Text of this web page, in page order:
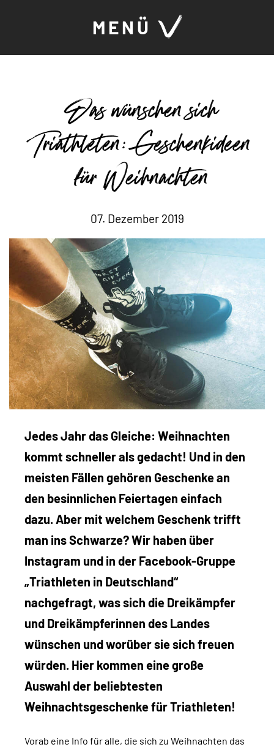
MENÜ
Das wünschen sich
Triathleten: Geschenkideen
für Weihnachten
07. Dezember 2019
Jedes Jahr das Gleiche: Weihnachten
kommt schneller als gedacht! Und in den
meisten Fällen gehören Geschenke an
den besinnlichen Feiertagen einfach
dazu. Aber mit welchem Geschenk trifft
man ins Schwarze? Wir haben über
Instagram und in der Facebook-Gruppe
„Triathleten in Deutschland“
nachgefragt, was sich die Dreikämpfer
und Dreikämpferinnen des Landes
wünschen und worüber sie sich freuen
würden. Hier kommen eine große
Auswahl der beliebtesten
Weihnachtsgeschenke für Triathleten!
Vorab eine Info für alle, die sich zu Weihnachten das